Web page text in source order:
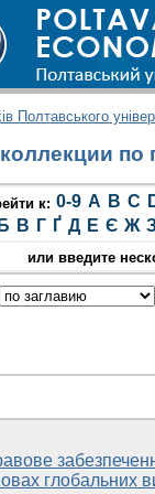
Полтавського
по
к: 0-9 A B C
Б В Г Ґ Д Е Є Ж
или введите
глобальних